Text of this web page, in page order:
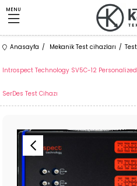
MENU
Anasayfa Mekanik Test cihazları
Introspect Technology SV5C-12
SerDes Test Cihazı